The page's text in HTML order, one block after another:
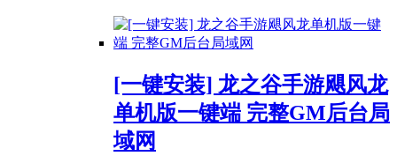
[一键安装] 龙之谷手游飓风龙
单机版一键端 完整GM后台局
域网